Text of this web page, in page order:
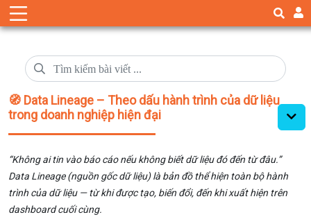
🧭 Data Lineage – Theo dấu hành trình của dữ liệu
trong doanh nghiệp hiện đại
“Không ai tin vào báo cáo nếu không biết dữ liệu đó đến từ đâu.”
Data Lineage (nguồn gốc dữ liệu) là bản đồ thể hiện toàn bộ hành
trình của dữ liệu — từ khi được tạo, biến đổi, đến khi xuất hiện trên
dashboard cuối cùng.